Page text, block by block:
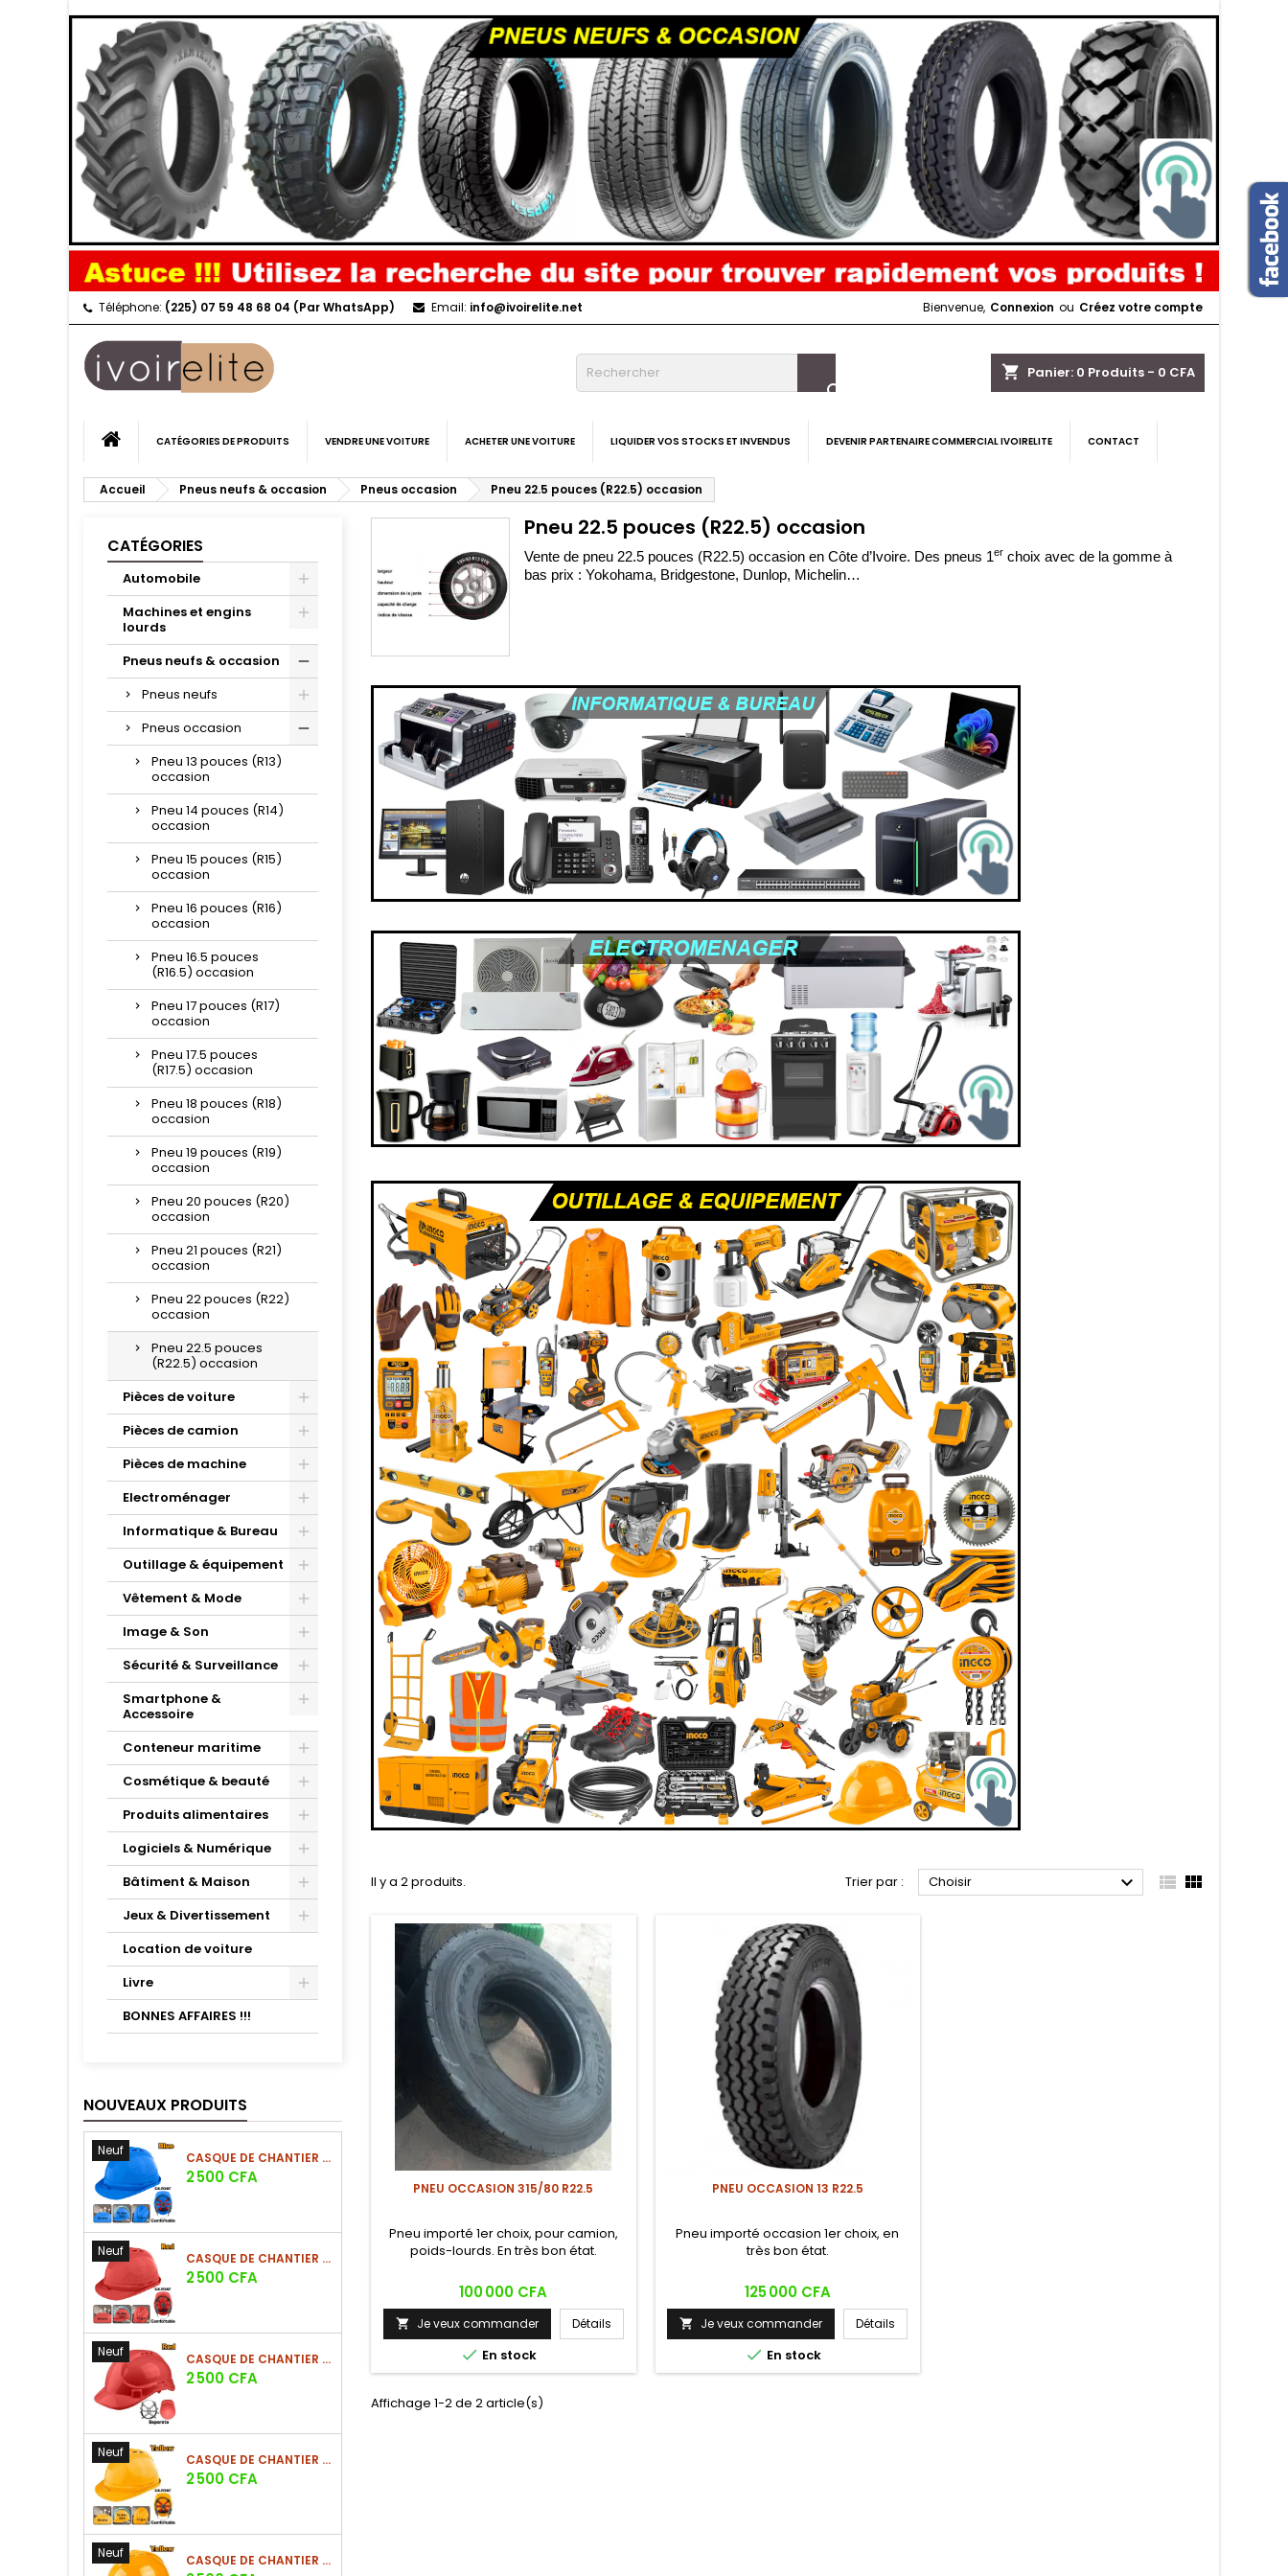
Téléphone: (225) 07 59 48 68 04 (Par WhatsApp) Email: info@ivoirelite.net Bienvenue, Connexion ou Créez votre compte
shopping_cart Panier: 0 Produits - 0 CFA

CATÉGORIES DE PRODUITS VENDRE UNE VOITURE ACHETER UNE VOITURE LIQUIDER VOS STOCKS ET INVENDUS DEVENIR PARTENAIRE COMMERCIAL IVOIRELITE CONTACT
Accueil Pneus neufs & occasion Pneus occasion Pneu 22.5 pouces (R22.5) occasion
CATÉGORIES
Automobile
Machines et engins
lourds
Pneus neufs & occasion
Pneus neufs
Pneus occasion
Pneu 13 pouces (R13)
occasion
Pneu 14 pouces (R14)
occasion
Pneu 15 pouces (R15)
occasion
Pneu 16 pouces (R16)
occasion
Pneu 16.5 pouces
(R16.5) occasion
Pneu 17 pouces (R17)
occasion
Pneu 17.5 pouces
(R17.5) occasion
Pneu 18 pouces (R18)
occasion
Pneu 19 pouces (R19)
occasion
Pneu 20 pouces (R20)
occasion
Pneu 21 pouces (R21)
occasion
Pneu 22 pouces (R22)
occasion
Pneu 22.5 pouces
(R22.5) occasion
Pièces de voiture
Pièces de camion
Pièces de machine
Electroménager
Informatique & Bureau
Outillage & équipement
Vêtement & Mode
Image & Son
Sécurité & Surveillance
Smartphone &
Accessoire
Conteneur maritime
Cosmétique & beauté
Produits alimentaires
Logiciels & Numérique
Bâtiment & Maison
Jeux & Divertissement
Location de voiture
Livre
BONNES AFFAIRES !!!
NOUVEAUX PRODUITS
Neuf CASQUE DE CHANTIER BLEU EN PE 380G
Prix
2 500 CFA
Neuf CASQUE DE CHANTIER ROUGE EN PE 380G
Prix
2 500 CFA
Neuf CASQUE DE CHANTIER ROUGE EN PE 330G - NOUVEAU MODÈLE
Prix
2 500 CFA
Neuf CASQUE DE CHANTIER JAUNE EN PE 380G - SUSPENSION 6 POINTS
Prix
2 500 CFA
Neuf CASQUE DE CHANTIER JAUNE EN PE 380G - SUSPENSION 8 POINTS
Pneu 22.5 pouces (R22.5) occasion
Vente de pneu 22.5 pouces (R22.5) occasion en Côte d’Ivoire. Des pneus 1er choix avec de la gomme à
bas prix : Yokohama, Bridgestone, Dunlop, Michelin…
Il y a 2 produits. Trier par : Choisir   
PNEU OCCASION 315/80 R22.5
Pneu importé 1er choix, pour camion,
poids-lourds. En très bon état.
Prix
100 000 CFA
 Je veux commander Détails
 En stock
PNEU OCCASION 13 R22.5
Pneu importé occasion 1er choix, en
très bon état.
Prix
125 000 CFA
 Je veux commander Détails
 En stock
Affichage 1-2 de 2 article(s)